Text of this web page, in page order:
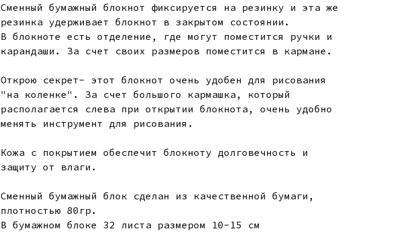
Сменный бумажный блокнот фиксируется на резинку и эта же
резинка удерживает блокнот в закрытом состоянии.
В блокноте есть отделение, где могут поместится ручки и
карандаши. За счет своих размеров поместится в кармане.
Открою секрет- этот блокнот очень удобен для рисования
"на коленке". За счет большого кармашка, который
располагается слева при открытии блокнота, очень удобно
менять инструмент для рисования.
Кожа с покрытием обеспечит блокноту долговечность и
защиту от влаги.
Сменный бумажный блок сделан из качественной бумаги,
плотностью 80гр.
В бумажном блоке 32 листа размером 10-15 см